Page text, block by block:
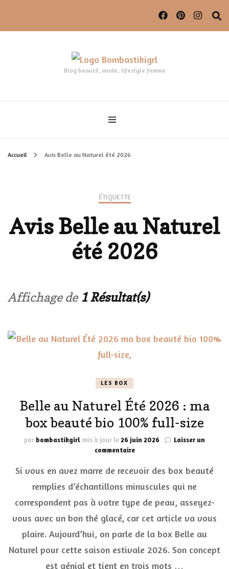
Blog beauté, mode, lifestyle femme
Accueil Avis Belle au Naturel été 2026
ÉTIQUETTE
Avis Belle au Naturel
été 2026
Affichage de 1 Résultat(s)
LES BOX
Belle au Naturel Été 2026 : ma
box beauté bio 100% full-size
par bombastikgirl mis à jour le26 juin 2026
Laisser un
commentairesur
au
Été
2026
ma
box
bio
100%
Si vous en avez marre de recevoir des box beauté
remplies d’échantillons minuscules qui ne
correspondent pas à votre type de peau, asseyez-
vous avec un bon thé glacé, car cet article va vous
plaire. Aujourd’hui, on parle de la box Belle au
Naturel pour cette saison estivale 2026. Son concept
est génial et tient en trois mots …